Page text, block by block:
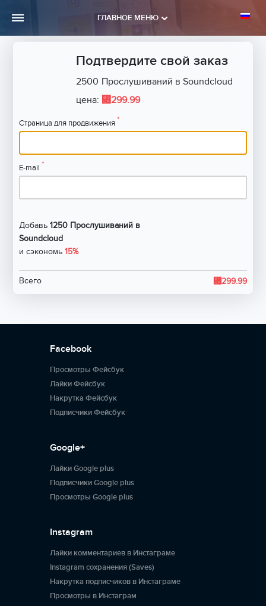
ГЛАВНОЕ МЕНЮ
Подтвердите свой заказ
2500 Прослушиваний в Soundcloud
цена: ⃏ 299.99
Страница для продвижения *
E-mail *
Добавь1250 Прослушиваний в
Soundcloud
и сэкономь15%
Всего ⃏299.99
Facebook
Просмотры Фейсбук
Лайки Фейсбук
Накрутка Фейсбук
Подписчики Фейсбук
Google+
Лайки Google plus
Подписчики Google plus
Просмотры Google plus
Instagram
Лайки комментариев в Инстаграме
Instagram сохранения (Saves)
Накрутка подписчиков в Инстаграме
Просмотры в Инстаграм